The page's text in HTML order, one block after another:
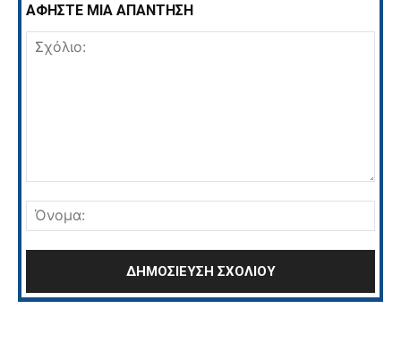
ΑΦΗΣΤΕ ΜΙΑ ΑΠΑΝΤΗΣΗ